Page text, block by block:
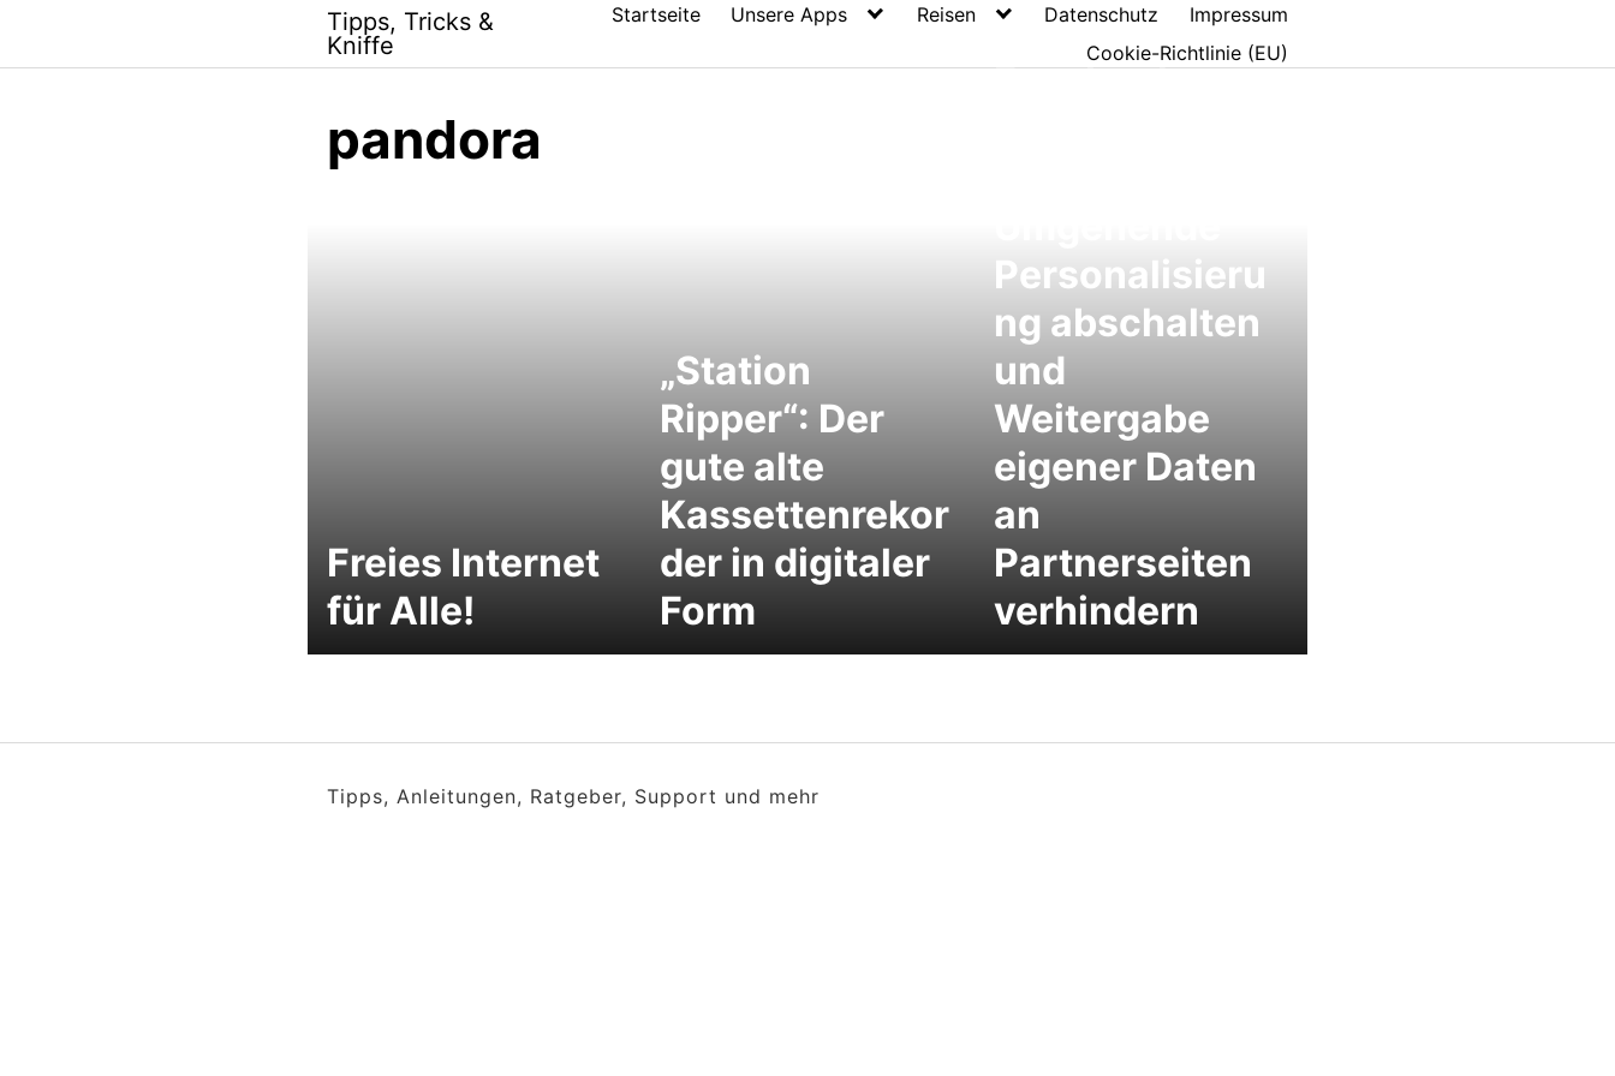
content
Tipps, Tricks &
Kniffe
Startseite Unsere Apps Reisen Datenschutz
Impressum
Cookie-Richtlinie (EU)
pandora
Freies Internet
für Alle!
„Station
Ripper“: Der
gute alte
Kassettenrekor
der in digitaler
Form
Facebook
Personalisieru
ng abschalten
und
Weitergabe
eigener Daten
an
Partnerseiten
verhindern
Tipps, Anleitungen, Ratgeber, Support und mehr